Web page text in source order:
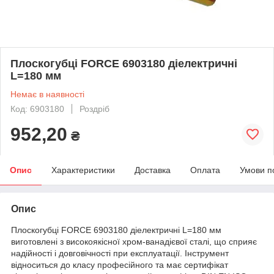
Плоскогубці FORCE 6903180 діелектричні
L=180 мм
Немає в наявності
Код: 6903180
Роздріб
952,20 ₴
Опис Характеристики Доставка Оплата Умови
Опис
Плоскогубці FORCE 6903180 діелектричні L=180 мм
виготовлені з високоякісної хром-ванадієвої сталі, що сприяє
надійності і довговічності при експлуатації. Інструмент
відноситься до класу професійного та має сертифікат